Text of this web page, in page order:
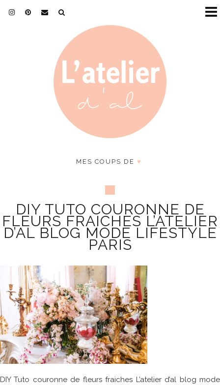
MES COUPS DE ♥
DIY TUTO COURONNE DE
FLEURS FRAICHES L’ATELIER
D’AL BLOG MODE LIFESTYLE
PARIS
DIY Tuto couronne de fleurs fraiches L’atelier d’al blog mode